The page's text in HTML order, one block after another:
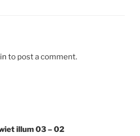
to post a comment.
illum 03 – 02